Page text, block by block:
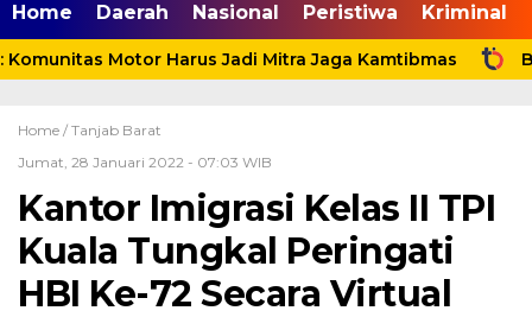
Home Daerah Nasional Peristiwa Kriminal
Motor Harus Jadi Mitra Jaga Kamtibmas
Home / Tanjab Barat
Jumat, 28 Januari 2022 - 07:03 WIB
Kantor Imigrasi Kelas II TPI
Kuala Tungkal Peringati
HBI Ke-72 Secara Virtual